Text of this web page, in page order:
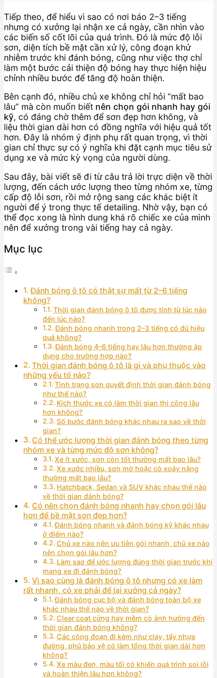
Tiếp theo, để hiểu vì sao có nơi báo 2–3 tiếng
nhưng có xưởng lại nhận xe cả ngày, cần nhìn vào
các biến số cốt lõi của quá trình. Đó là mức độ lỗi
sơn, diện tích bề mặt cần xử lý, công đoạn khử
nhiễm trước khi đánh bóng, cũng như việc thợ chỉ
làm một bước cải thiện độ bóng hay thực hiện hiệu
chỉnh nhiều bước để tăng độ hoàn thiện.
Bên cạnh đó, nhiều chủ xe không chỉ hỏi “mất bao
lâu” mà còn muốn biết nên chọn gói nhanh hay gói
kỹ, có đáng chờ thêm để sơn đẹp hơn không, và
liệu thời gian dài hơn có đồng nghĩa với hiệu quả tốt
hơn. Đây là nhóm ý định phụ rất quan trọng, vì thời
gian chỉ thực sự có ý nghĩa khi đặt cạnh mục tiêu sử
dụng xe và mức kỳ vọng của người dùng.
Sau đây, bài viết sẽ đi từ câu trả lời trực diện về thời
lượng, đến cách ước lượng theo từng nhóm xe, từng
cấp độ lỗi sơn, rồi mở rộng sang các khác biệt ít
người để ý trong thực tế detailing. Nhờ vậy, bạn có
thể đọc xong là hình dung khá rõ chiếc xe của mình
nên để xưởng trong vài tiếng hay cả ngày.
Mục lục
Đánh bóng ô tô có thật sự mất từ 2–6 tiếng
không?
Thời gian đánh bóng ô tô được tính từ lúc nào
đến lúc nào?
Đánh bóng nhanh trong 2–3 tiếng có đủ hiệu
quả không?
Đánh bóng 4–6 tiếng hay lâu hơn thường áp
dụng cho trường hợp nào?
Thời gian đánh bóng ô tô là gì và phụ thuộc vào
những yếu tố nào?
Tình trạng sơn quyết định thời gian đánh bóng
như thế nào?
Kích thước xe có làm thời gian thi công lâu
hơn không?
Số bước đánh bóng khác nhau ra sao về thời
gian?
Có thể ước lượng thời gian đánh bóng theo từng
nhóm xe và từng mức độ sơn không?
Xe ít xước, sơn còn tốt thường mất bao lâu?
Xe xước nhiều, sơn mờ hoặc có xoáy nặng
thường mất bao lâu?
Hatchback, Sedan và SUV khác nhau thế nào
về thời gian đánh bóng?
Có nên chọn đánh bóng nhanh hay chọn gói lâu
hơn để bề mặt sơn đẹp hơn?
Đánh bóng nhanh và đánh bóng kỹ khác nhau
ở điểm nào?
Chủ xe nào nên ưu tiên gói nhanh, chủ xe nào
nên chọn gói lâu hơn?
Làm sao để ước lượng đúng thời gian trước khi
mang xe đi đánh bóng?
Vì sao cùng là đánh bóng ô tô nhưng có xe làm
rất nhanh, có xe phải để lại xưởng cả ngày?
Đánh bóng cục bộ và đánh bóng toàn bộ xe
khác nhau thế nào về thời gian?
Clear coat cứng hay mềm có ảnh hưởng đến
thời gian đánh bóng không?
Các công đoạn đi kèm như clay, tẩy nhựa
đường, phủ bảo vệ có làm tổng thời gian dài hơn
không?
Xe màu đen, màu tối có khiến quá trình soi lỗi
và hoàn thiện lâu hơn không?